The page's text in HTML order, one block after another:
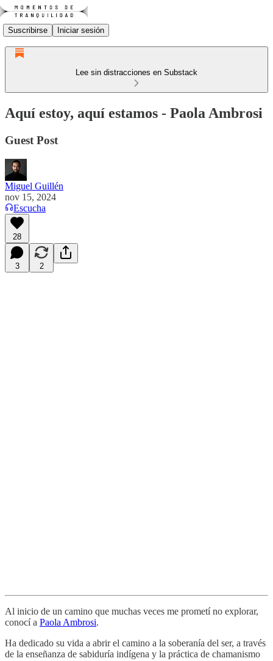
Suscribirse Iniciar sesión
Lee sin distracciones en Substack
Aquí estoy, aquí estamos - Paola Ambrosi
Guest Post
Miguel Guillén
nov 15, 2024
Escucha
28
3 2
Al inicio de un camino que muchas veces me prometí no explorar,
conocí a Paola Ambrosi.
Ha dedicado su vida a abrir el camino a la soberanía del ser, a través
de la enseñanza de sabiduría indígena y la práctica de chamanismo